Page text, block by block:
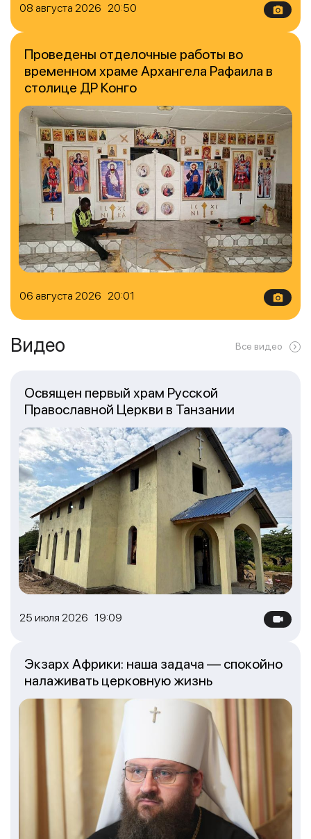
08 августа 2026 20:50
06 августа 2026 20:01
Проведены отделочные работы во
временном храме Архангела Рафаила в
столице ДР Конго
Видео Все видео
25 июля 2026 19:09
Освящен первый храм Русской
Православной Церкви в Танзании
Экзарх Африки: наша задача — спокойно
налаживать церковную жизнь